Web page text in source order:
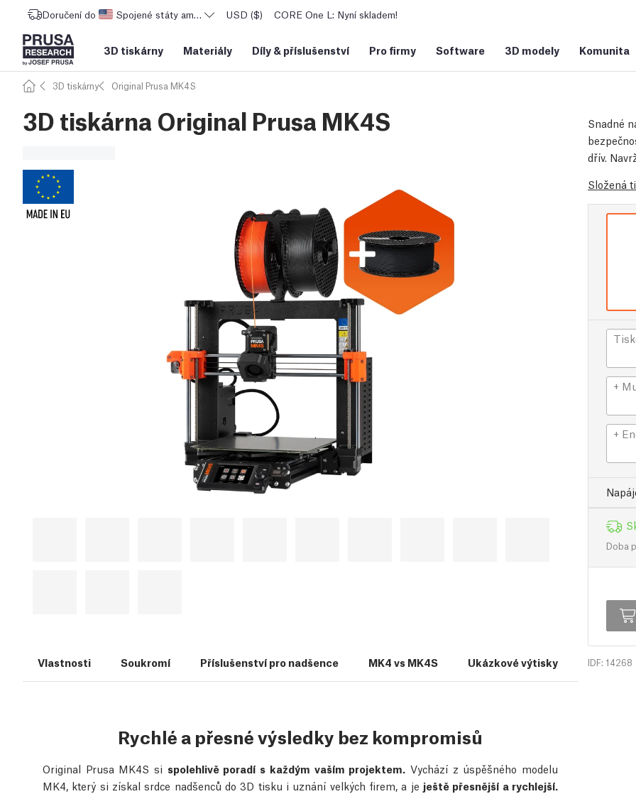
Doručení do Spojené státy americké USD ($) CORE One L: Nyní skladem!
3D tiskárny Materiály Díly & příslušenství Pro firmy Software 3D modely Komunita
3D tiskárny Original Prusa MK4S
3D tiskárna Original Prusa MK4S
Snadné
dřív.
Složená
+
+
Doba
IDF: 14268
Vlastnosti Soukromí Příslušenství pro nadšence MK4 vs MK4S Ukázkové výtisky Využití
Rychlé a přesné výsledky bez kompromisů
Original Prusa MK4S si spolehlivě poradí s každým vaším projektem. Vychází z úspěšného modelu
MK4, který si získal srdce nadšenců do 3D tisku i uznání velkých firem, a je ještě přesnější a rychlejší.